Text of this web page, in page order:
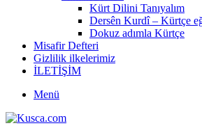
Kürt Dilini Tanıyalım
Dersên Kurdî – Kürtçe
Dokuz adımla Kürtçe
Misafir Defteri
Gizlilik ilkelerimiz
İLETİŞİM
Menü